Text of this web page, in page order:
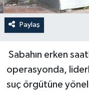
Paylaş
Sabahın erken
operasyonda,
suç örgütüne